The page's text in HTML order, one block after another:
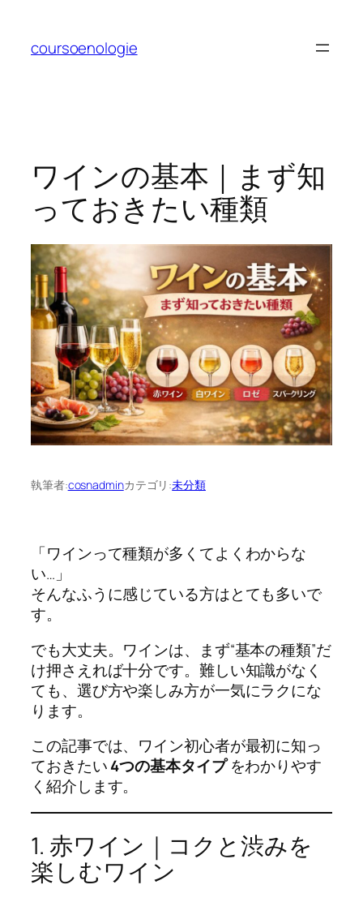
coursoenologie
ワインの基本｜まず知
っておきたい種類
執筆者:cosnadminカテゴリ:未分類
「ワインって種類が多くてよくわからな
い…」
そんなふうに感じている方はとても多いで
す。
でも大丈夫。ワインは、まず“基本の種類”だ
け押さえれば十分です。難しい知識がなく
ても、選び方や楽しみ方が一気にラクにな
ります。
この記事では、ワイン初心者が最初に知っ
ておきたい4つの基本タイプをわかりやす
く紹介します。
1. 赤ワイン｜コクと渋みを
楽しむワイン